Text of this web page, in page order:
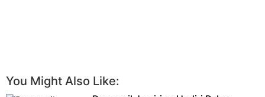
You Might Also Like: